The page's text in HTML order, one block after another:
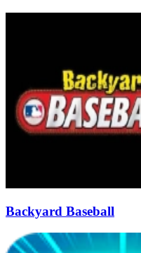
Backyard Baseball